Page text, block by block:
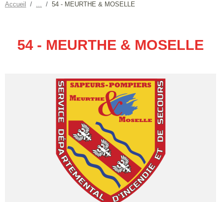
Accueil 54 - MEURTHE & MOSELLE
54 - MEURTHE & MOSELLE